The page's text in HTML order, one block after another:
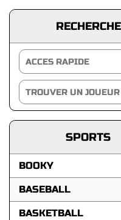
RECHERCHE
SPORTS
BOOKY
BASEBALL
BASKETBALL